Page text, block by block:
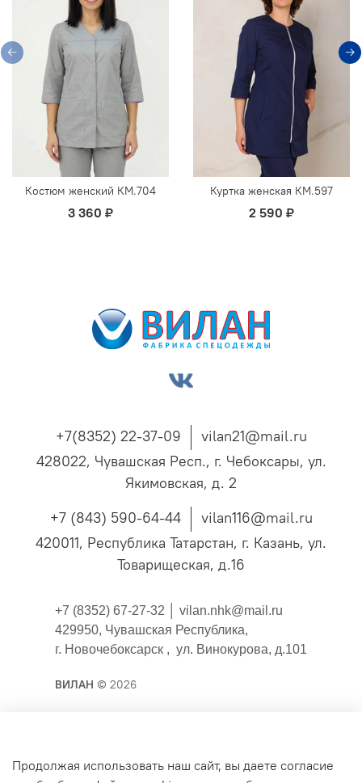
Костюм женский КМ.704
3 360 ₽
Куртка женская КМ.597
2 590 ₽
+7(8352) 22-37-09
vilan21@mail.ru
428022, Чувашская Респ., г. Чебоксары, ул.
Якимовская, д. 2
+7 (843) 590-64-44
vilan116@mail.ru
420011, Республика Татарстан, г. Казань, ул.
Товарищеская, д.16
+7 (8352) 67-27-32 │ vilan.nhk@mail.ru
429950, Чувашская Республика,
г. Новочебоксарск , ул. Винокурова, д.101
ВИЛАН © 2026
Публичная оферта
Продолжая использовать наш сайт, вы даете согласие